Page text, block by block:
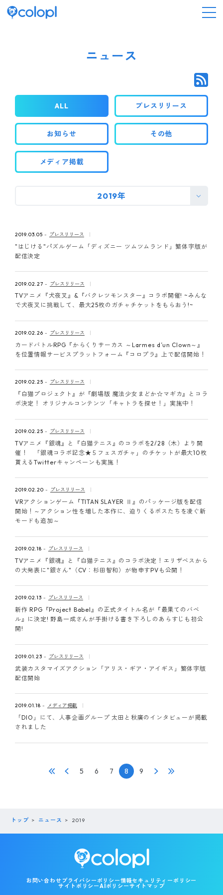
IR情報
採用情報
ピンマーク
ニュース
ALL プレスリリース
お知らせ その他
メディア掲載
2019年
2019.03.05 プレスリリース
"はじける"パズルゲーム「ディズニー ツムツムランド」繁体字版が
配信決定
2019.02.27 プレスリリース
TVアニメ『犬夜叉』&『バクレツモンスター』コラボ開催! ~みんな
で犬夜叉に挑戦して、最大25枚のガチャチケットをもらおう!~
2019.02.26 プレスリリース
カードバトルRPG『からくりサーカス ～Larmes d’un Clown～』
を位置情報サービスプラットフォーム『コロプラ』上で配信開始！
2019.02.25 プレスリリース
『白猫プロジェクト』が『劇場版 魔法少女まどか☆マギカ』とコラ
ボ決定！ オリジナルコンテンツ「キャトラを探せ！」実施中！
2019.02.25 プレスリリース
TVアニメ『銀魂』と『白猫テニス』のコラボを2/28（木）より開
催！ 「銀魂コラボ記念★５フェスガチャ」のチケットが最大10枚
貰えるTwitterキャンペーンも実施！
2019.02.20 プレスリリース
VRアクションゲーム『TITAN SLAYER Ⅱ』のパッケージ版を配信
開始！～アクション性を増した本作に、迫りくるボスたちを凌ぐ新
モードも追加～
2019.02.18 プレスリリース
TVアニメ『銀魂』と『白猫テニス』のコラボ決定！エリザベスから
の大発表に"銀さん"（CV：杉田智和）が物申すPVも公開！
2019.02.13 プレスリリース
新作 RPG『Project Babel』の正式タイトル名が『最果てのバベ
ル』に決定! 野島一成さんが手掛ける書き下ろしのあらすじも初公
開!
2019.01.23 プレスリリース
武装カスタマイズアクション「アリス・ギア・アイギス」繁体字版
配信開始
2019.01.18 メディア掲載
「DIO」にて、人事企画グループ 太田と秋廣のインタビューが掲載
されました
5 6 7 8 9
トップ ニュース 2019
お問い合わせ プライバシーポリシー情報セキュリティーポリシー
サイトポリシーAIポリシーサイトマップ